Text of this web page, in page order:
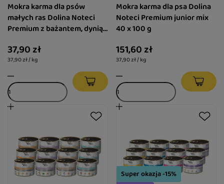
Mokra karma dla psów
małych ras Dolina Noteci
Premium z bażantem, dynią i
g
37,90 zł
37,90 zł / kg
Mokra karma dla psa Dolina
Noteci Premium junior mix
40 x 100 g
151,60 zł
37,90 zł / kg
Super okazja -15%